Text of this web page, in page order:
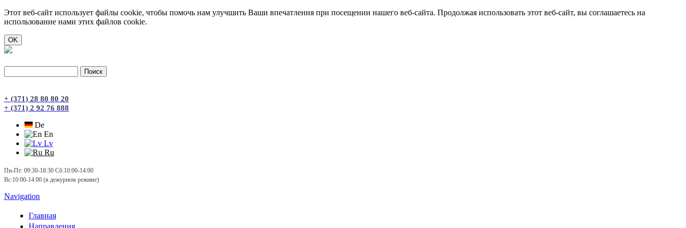
Этот веб-сайт использует файлы cookie, чтобы помочь нам улучшить Ваши впечатления при посещении нашего веб-сайта. Продолжая использовать этот веб-сайт, вы соглашаетесь на
использование нами этих файлов cookie.
+ (371) 28 80 80 20
+ (371) 2 92 76 888
De
En
Lv
Ru
Пн-Пт: 09:30-18:30 Сб:10:00-14:00
Вс:10:00-14:00 (в дежурном режиме)
Navigation
Главная
Направления